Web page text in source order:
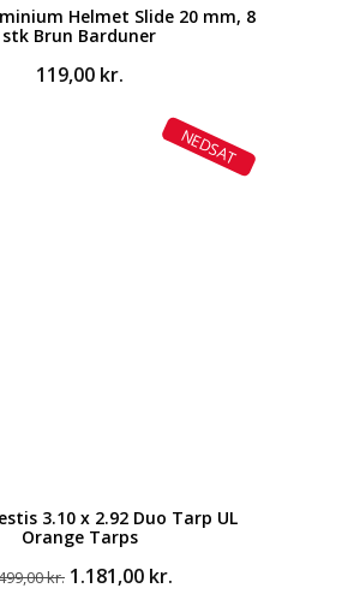
Helmet Slide 20 mm, 8
stk Brun Barduner
119,00 kr.
NEDSAT
3.10 x 2.92 Duo Tarp UL
Orange Tarps
kr. Den
1.181,00 kr.